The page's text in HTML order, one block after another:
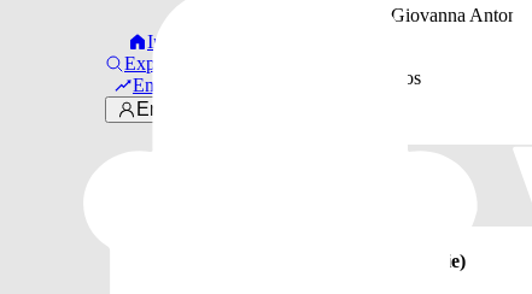
Início
Explorar
Em alta
Entrar
Elenco: Renata Sorrah, Giovanna
Temporada 1 - 12 episódios
(Minissérie)